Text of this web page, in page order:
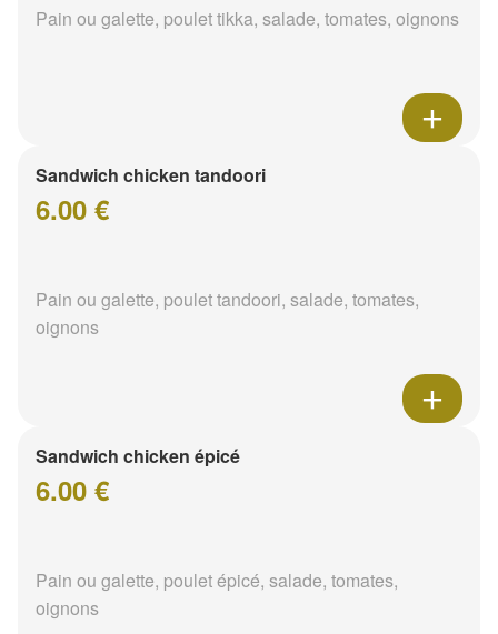
Pain ou galette, poulet tikka, salade, tomates, oignons
Sandwich chicken tandoori
6.00 €
Pain ou galette, poulet tandoori, salade, tomates,
oignons
Sandwich chicken épicé
6.00 €
Pain ou galette, poulet épicé, salade, tomates,
oignons